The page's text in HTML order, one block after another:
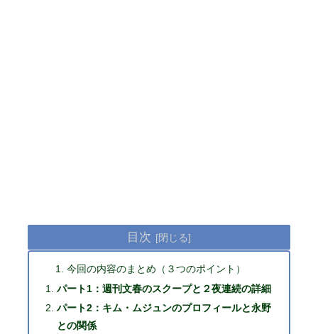
目次
今回の内容のまとめ（３つのポイント）
パート1：週刊文春のスクープと２夜連続の詳細
パート2：キム・ムジュンのプロフィールと永野
との関係